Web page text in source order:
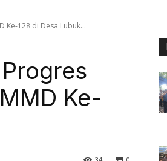
Ke-128 di Desa Lubuk...
Ke-